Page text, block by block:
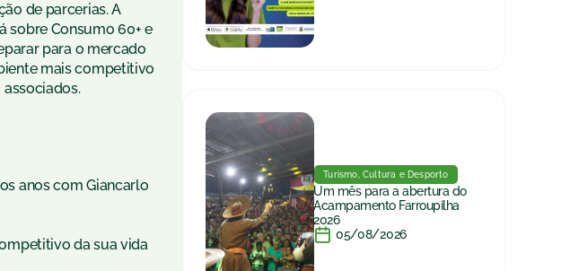
de parcerias. A
sobre Consumo 60+ e
para o mercado
mais competitivo
associados.
anos com Giancarlo
da sua vida
Turismo, Cultura e Desporto
Um mês para a abertura do
Acampamento Farroupilha
2026
05/08/2026